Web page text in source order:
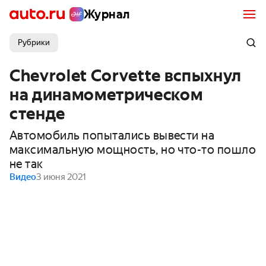
Журнал
Рубрики
Chevrolet Corvette вспыхнул
на динамометрическом
стенде
Автомобиль попытались вывести на
максимальную мощность, но что-то пошло
не так
Видео3 июня 2021